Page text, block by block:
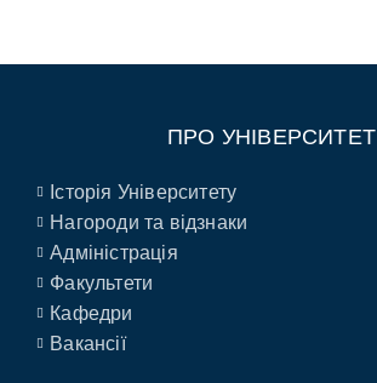
ПРО УНІВЕРСИТЕТ
Історія Університету
Нагороди та відзнаки
Адміністрація
Факультети
Кафедри
Вакансії